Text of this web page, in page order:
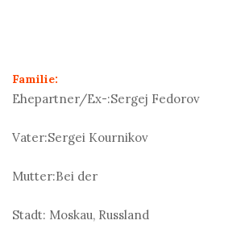
Familie:
Ehepartner/Ex-:Sergej Fedorov
Vater:Sergei Kournikov
Mutter:Bei der
Stadt: Moskau, Russland